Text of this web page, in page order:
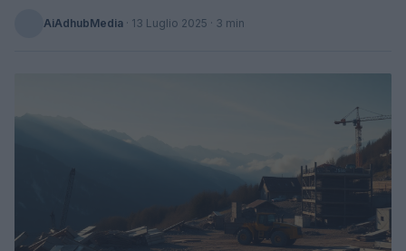
AiAdhubMedia · 13 Luglio 2025 · 3 min